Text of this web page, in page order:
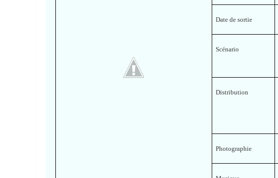
Date de sortie
Scénario
Distribution
Photographie